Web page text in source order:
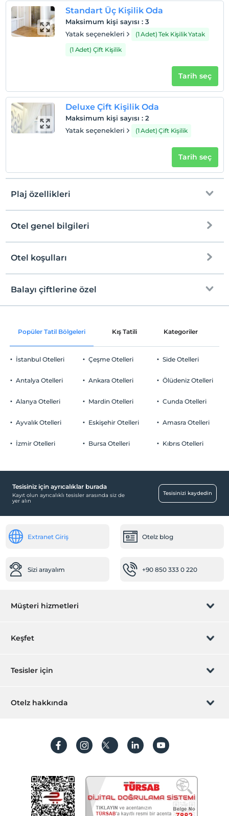
Standart Üç Kişilik Oda
Maksimum kişi sayısı : 3
Yatak seçenekleri
(1 Adet) Tek Kişilik Yatak
(1 Adet) Çift Kişilik
Tarih seç
Deluxe Çift Kişilik Oda
Maksimum kişi sayısı : 2
Yatak seçenekleri
(1 Adet) Çift Kişilik
Tarih seç
Plaj özellikleri
Plaja
Otel genel bilgileri
Ücretsiz Wi-fi
Otopark (Tesis disinda)
Aile odaları
Resepsiyon Hizmetleri
Öne Çıkan Özellikler
Deniz manzarası
Otel koşulları
Check/in
En erken saat 13:00 ve sonrası
Check/out
Evcil Hayvan
Sigara
Çocuklar
Her bir oda için 6 yaşına kadar 1 çocuk ücretsizdir
Balayı çiftlerine özel
Odaya şarap ikramı
Oda süslemesi
Popüler Tatil Bölgeleri Kış Tatili Kategoriler
İstanbul Otelleri
Antalya Otelleri
Alanya Otelleri
Ayvalık Otelleri
İzmir Otelleri
Çeşme Otelleri
Ankara Otelleri
Mardin Otelleri
Eskişehir Otelleri
Bursa Otelleri
Side Otelleri
Ölüdeniz Otelleri
Cunda Otelleri
Amasra Otelleri
Kıbrıs Otelleri
Tesisiniz için ayrıcalıklar burada
Kayıt olun ayrıcalıklı tesisler arasında siz de
yer alın
Tesisinizi kaydedin
Extranet Giriş Otelz blog
Sizi arayalım +90 850 333 0 220
Müşteri hizmetleri
Rezervasyon yönet
Sıkça sorulan sorular
İşlem rehberi
Keşfet
Hediye Kart
Hesap oluştur
Tesisler için
Hemen tesisinizi ekleyin
Otelz hakkında
Koşullar ve şartlar
Aydınlatma metni